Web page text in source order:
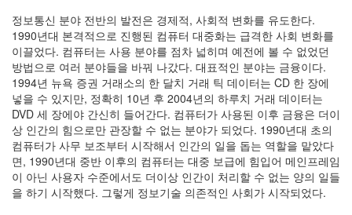
정보통신 분야 전반의 발전은 경제적, 사회적 변화를 유도한다.
1990년대 본격적으로 진행된 컴퓨터 대중화는 급격한 사회 변화를
이끌었다. 컴퓨터는 사용 분야를 점차 넓히며 예전에 볼 수 없었던
방법으로 여러 분야들을 바꿔 나갔다. 대표적인 분야는 금융이다.
1994년 뉴욕 증권 거래소의 한 달치 거래 틱 데이터는 CD 한 장에
넣을 수 있지만, 정확히 10년 후 2004년의 하루치 거래 데이터는
DVD 세 장에야 간신히 들어간다. 컴퓨터가 사용된 이후 금융은 더이
상 인간의 힘으로만 관장할 수 없는 분야가 되었다. 1990년대 초의
컴퓨터가 사무 보조부터 시작해서 인간의 일을 돕는 역할을 맡았다
면, 1990년대 중반 이후의 컴퓨터는 대중 보급에 힘입어 메인프레임
이 아닌 사용자 수준에서도 더이상 인간이 처리할 수 없는 양의 일들
을 하기 시작했다. 그렇게 정보기술 의존적인 사회가 시작되었다.
Men
P2P
카
오
톡
동
연
리